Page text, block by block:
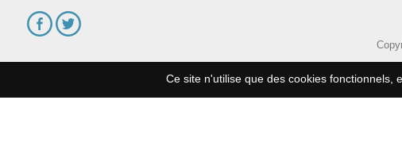
Ce site n'utilise que des cookies fonctionnels,